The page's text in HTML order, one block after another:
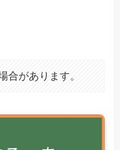
合があります。